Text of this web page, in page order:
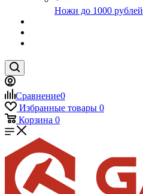
Ножи до 1000 рублей
Сравнение0
Избранные товары 0
Корзина 0